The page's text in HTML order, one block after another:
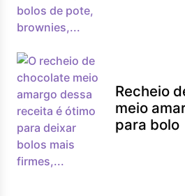
Recheio
meio
para bolo